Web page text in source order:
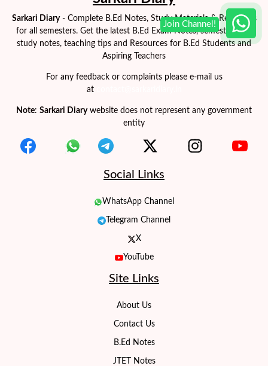
Sarkari Diary- Complete B.Ed Notes, Study Materials & Resources
for all semesters. Get the latest B.Ed Exam Notes, semester-wise
study notes, teaching tips and Resources for B.Ed Students and
Aspiring Teachers
For any feedback or complaints please e-mail us
at
Note: Sarkari Diarywebsite does not represent any government
entity
Social Links
WhatsApp Channel
Telegram Channel
X
YouTube
Site Links
About Us
Contact Us
B.Ed Notes
JTET Notes